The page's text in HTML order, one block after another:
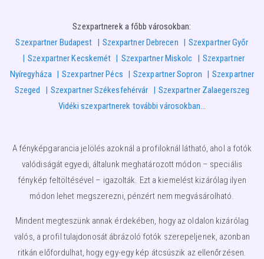
Szexpartnerek a főbb városokban:
Szexpartner Budapest
Szexpartner Debrecen
Szexpartner Győr
Szexpartner Kecskemét
Szexpartner Miskolc
Szexpartner
Nyíregyháza
Szexpartner Pécs Szexpartner Sopron
Szexpartner
Szeged
Szexpartner Székesfehérvár
Szexpartner Zalaegerszeg
Vidéki szexpartnerek további városokban…
A fényképgarancia jelölés azoknál a profiloknál látható, ahol a fotók
valódiságát egyedi, általunk meghatározott módon – speciális
fénykép feltöltésével – igazolták. Ezt a kiemelést kizárólag ilyen
módon lehet megszerezni, pénzért nem megvásárolható.
Mindent megteszünk annak érdekében, hogy az oldalon kizárólag
valós, a profil tulajdonosát ábrázoló fotók szerepeljenek, azonban
ritkán előfordulhat, hogy egy-egy kép átcsúszik az ellenőrzésen.